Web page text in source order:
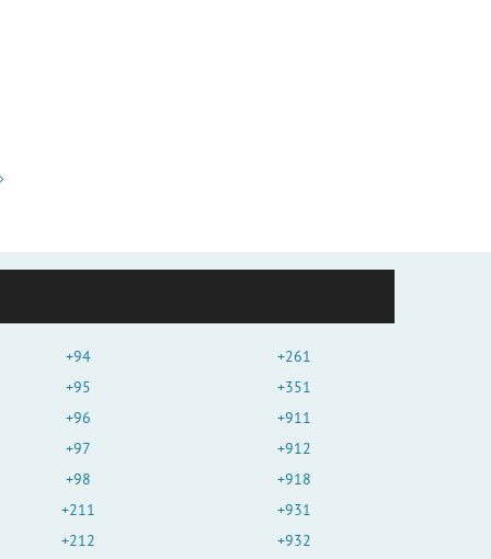
+94
+95
+96
+97
+98
+211
+212
+261
+351
+911
+912
+918
+931
+932